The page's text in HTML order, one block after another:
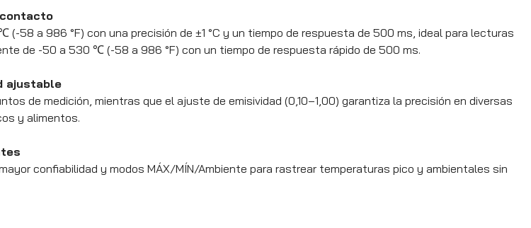
58 a 986 °F) con una precisión de ±1 °C y un tiempo de respuesta de 500 ms, ideal para lecturas
de -50 a 530 ℃ (-58 a 986 °F) con un tiempo de respuesta rápido de 500 ms.
ajustable
de medición, mientras que el ajuste de emisividad (0,10–1,00) garantiza la precisión en diversas
y alimentos.
confiabilidad y modos MÁX/MÍN/Ambiente para rastrear temperaturas pico y ambientales sin